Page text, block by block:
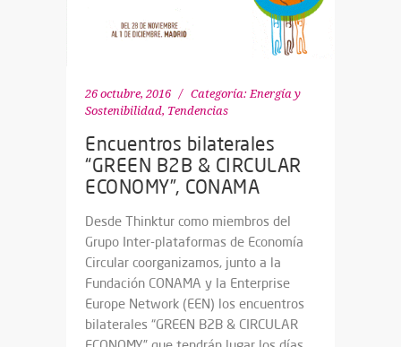
26 octubre, 2016 Categoría: Energía y
Sostenibilidad, Tendencias
Encuentros bilaterales
“GREEN B2B & CIRCULAR
ECONOMY”, CONAMA
Desde Thinktur como miembros del
Grupo Inter-plataformas de Economía
Circular coorganizamos, junto a la
Fundación CONAMA y la Enterprise
Europe Network (EEN) los encuentros
bilaterales “GREEN B2B & CIRCULAR